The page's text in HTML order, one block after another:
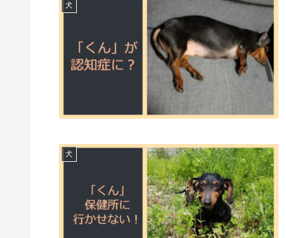
犬
犬